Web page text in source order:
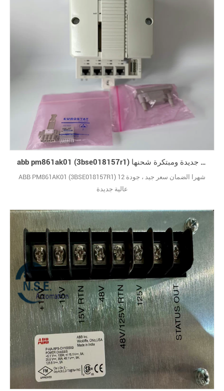
abb pm861ak01 (3bse018157r1) جاهزة جديدة ومبتكرة شحنها
ABB PM861AK01 (3BSE018157R1) 12 شهرا الضمان سعر جيد ، جودة
عالية جديدة